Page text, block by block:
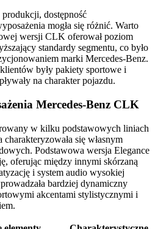
dostępność
mogła się różnić. Warto
wersji CLK oferował poziom
standardy segmentu, co było
marki Mercedes-Benz.
były pakiety sportowe i
na charakter pojazdu.
Mercedes-Benz CLK
w kilku podstawowych liniach
się własnym
Podstawowa wersja Elegance
oferując między innymi skórzaną
i system audio wysokiej
bardziej dynamiczny
akcentami stylistycznymi i